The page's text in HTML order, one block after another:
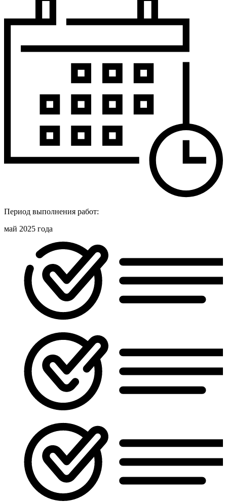
Период выполнения работ:
май 2025 года